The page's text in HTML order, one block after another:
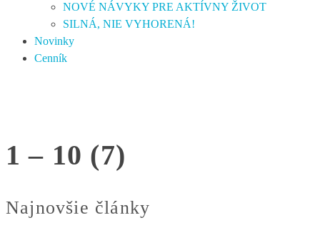
NOVÉ NÁVYKY PRE AKTÍVNY ŽIVOT
SILNÁ, NIE VYHORENÁ!
Novinky
Cenník
1 – 10 (7)
Najnovšie články